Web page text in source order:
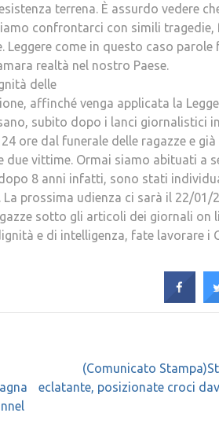
terrena. È assurdo vedere
confrontarci con simili
come in questo caso
realtà nel nostro Paese.
delle
affinché venga applicata la
subito dopo i lanci giornalistici
ore dal funerale delle ragazze e
vittime. Ormai siamo abituati a
8 anni infatti, sono stati
prossima udienza ci sarà il 22/
sotto gli articoli dei giornali on
e di intelligenza, fate lavorare i
(Comunicato
eclatante, posizionate croci